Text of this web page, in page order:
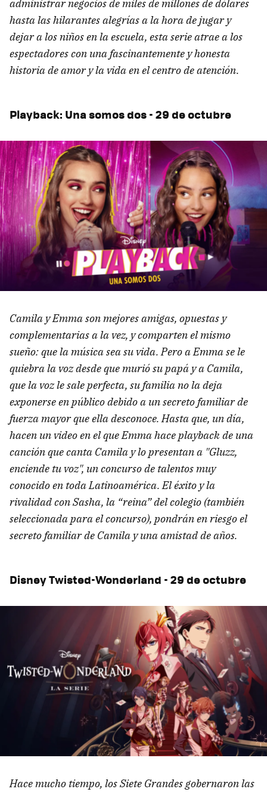
administrar negocios de miles de millones de dólares
hasta las hilarantes alegrías a la hora de jugar y
dejar a los niños en la escuela, esta serie atrae a los
espectadores con una fascinantemente y honesta
historia de amor y la vida en el centro de atención.
Playback: Una somos dos - 29 de octubre
Camila y Emma son mejores amigas, opuestas y
complementarias a la vez, y comparten el mismo
sueño: que la música sea su vida. Pero a Emma se le
quiebra la voz desde que murió su papá y a Camila,
que la voz le sale perfecta, su familia no la deja
exponerse en público debido a un secreto familiar de
fuerza mayor que ella desconoce. Hasta que, un día,
hacen un video en el que Emma hace playback de una
canción que canta Camila y lo presentan a "Gluzz,
enciende tu voz", un concurso de talentos muy
conocido en toda Latinoamérica. El éxito y la
rivalidad con Sasha, la “reina” del colegio (también
seleccionada para el concurso), pondrán en riesgo el
secreto familiar de Camila y una amistad de años.
Disney Twisted-Wonderland - 29 de octubre
Hace mucho tiempo, los Siete Grandes gobernaron las